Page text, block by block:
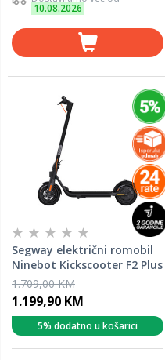
10.08.2026
Segway električni romobil
Ninebot Kickscooter F2 Plus
1.709,00 KM
1.199,90 KM
5% dodatno u košarici